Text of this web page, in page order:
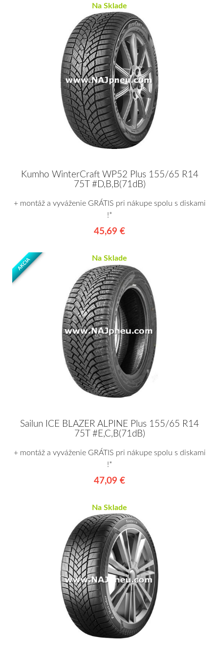
Na Sklade
Kumho WinterCraft WP52 Plus 155/65 R14
75T #D,B,B(71dB)
+ montáž a vyváženie GRÁTIS pri nákupe spolu s diskami
!*
45,69 €
AKCIA Na Sklade
Sailun ICE BLAZER ALPINE Plus 155/65 R14
75T #E,C,B(71dB)
+ montáž a vyváženie GRÁTIS pri nákupe spolu s diskami
!*
47,09 €
Na Sklade